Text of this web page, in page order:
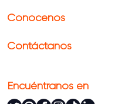
Conócenos
Contáctanos
Encuéntranos en